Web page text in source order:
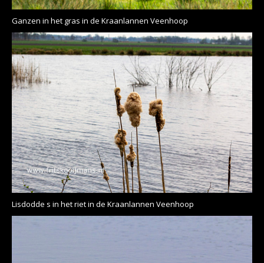
Ganzen in het gras in de Kraanlannen Veenhoop
Lisdodde s in het riet in de Kraanlannen Veenhoop